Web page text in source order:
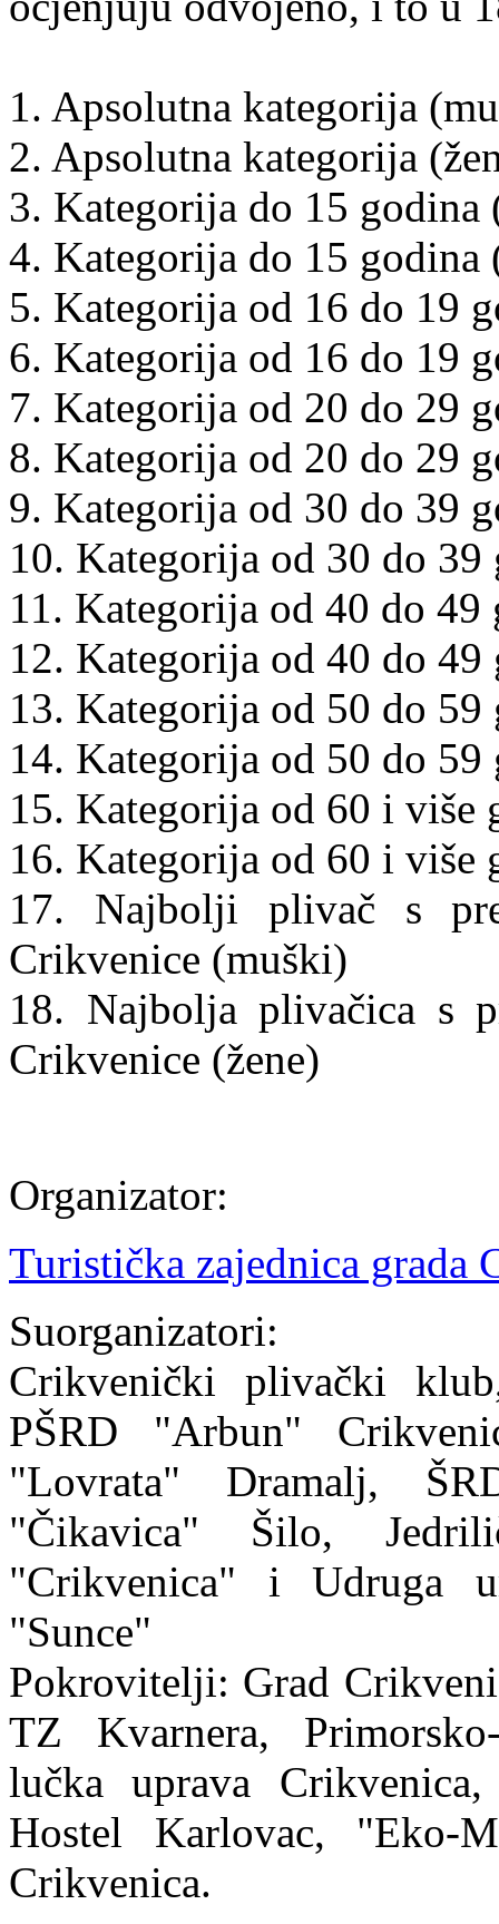
1. Apsolutna kategorija
2. Apsolutna kategorija
3. Kategorija do 15 godina
4. Kategorija do 15 godina
5. Kategorija od 16 do 19
6. Kategorija od 16 do 19
7. Kategorija od 20 do 29
8. Kategorija od 20 do 29
9. Kategorija od 30 do 39
10. Kategorija od 30 do 39
11. Kategorija od 40 do
12. Kategorija od 40 do 49
13. Kategorija od 50 do
14. Kategorija od 50 do 59
15. Kategorija od 60 i više
16. Kategorija od 60 i više
17. Najbolji plivač s
Crikvenice (muški)
18. Najbolja plivačica s
Crikvenice (žene)
Organizator:
Turistička zajednica grada
Suorganizatori:
Crikvenički plivački
PŠRD "Arbun"
"Lovrata" Dramalj,
"Čikavica" Šilo,
"Crikvenica" i Udruga
"Sunce"
Pokrovitelji: Grad
TZ Kvarnera,
lučka uprava
Hostel Karlovac, "Eko-
Crikvenica.